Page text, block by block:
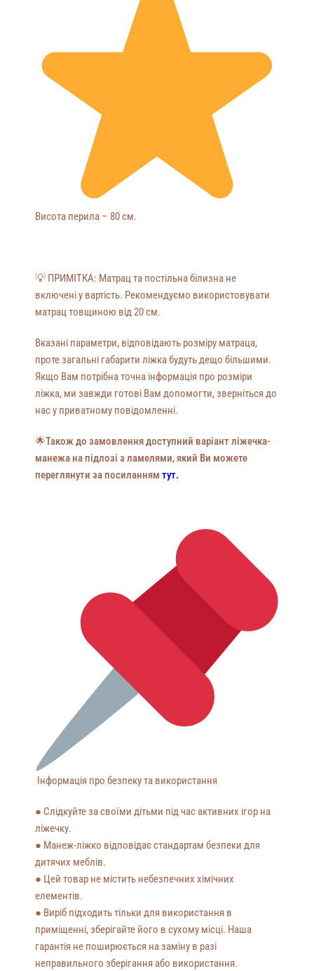
Висота перила – 80 см.
💡ПРИМІТКА: Матрац та постільна білизна не
включені у вартість. Рекомендуємо використовувати
матрац товщиною від 20 см.
Вказані параметри, відповідають розміру матраца,
проте загальні габарити ліжка будуть дещо більшими.
Якщо Вам потрібна точна інформація про розміри
ліжка, ми завжди готові Вам допомогти, зверніться до
нас у приватному повідомленні.
🌟Також до замовлення доступний варіант ліжечка-
манежа на підлозі з ламелями, який Ви можете
переглянути за посиланнямтут.
Інформація про безпеку та використання
● Слідкуйте за своїми дітьми під час активних ігор на
ліжечку.
● Манеж-ліжко відповідає стандартам безпеки для
дитячих меблів.
● Цей товар не містить небезпечних хімічних
елементів.
● Виріб підходить тільки для використання в
приміщенні, зберігайте його в сухому місці. Наша
гарантія не поширюється на заміну в разі
неправильного зберігання або використання.